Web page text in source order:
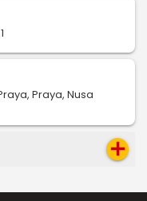
Praya, Nusa
add